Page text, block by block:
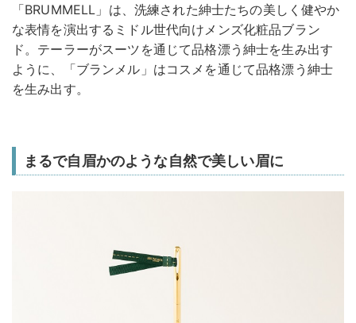
「BRUMMELL」は、洗練された紳士たちの美しく健やか
な表情を演出するミドル世代向けメンズ化粧品ブラン
ド。テーラーがスーツを通じて品格漂う紳士を生み出す
ように、「ブランメル」はコスメを通じて品格漂う紳士
を生み出す。
まるで自眉かのような自然で美しい眉に